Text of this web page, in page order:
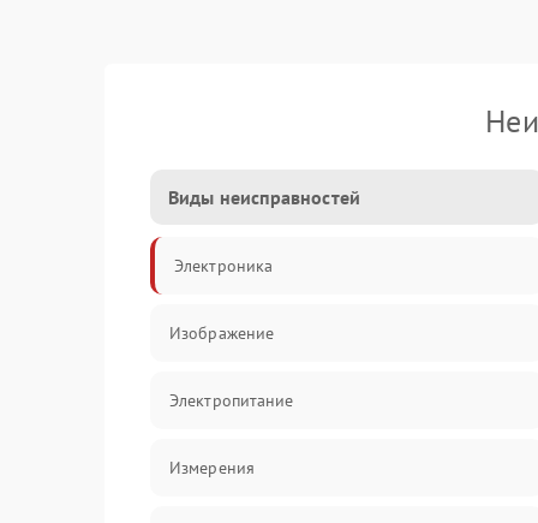
Виды неисправностей
Электроника
Изображение
Электропитание
Измерения